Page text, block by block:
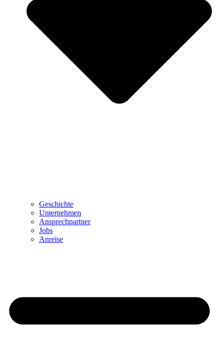
Geschichte
Unternehmen
Ansprechpartner
Jobs
Anreise